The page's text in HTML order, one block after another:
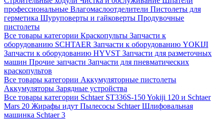
профессиональные Влагомаслоотделители Пистолеты для
герметика Шуруповерты и гайковерты Продувочные
пистолеты
Все товары категории Краскопульты Запчасти к
оборудованию SCHTAER Запчасти к оборудованию YOKIJI
Запчасти к оборудованию HYVST Запчасти для разметочных
машин Прочие запчасти Запчасти для пневматических
краскопультов
Все товары категории Аккумуляторные пистолеты
Аккумуляторы Зарядные устройства
Все товары категории Schtaer ST336S-150Yokiji 120 и Schtaer
Mars 20 Жирафы идут Пылесосы SchtaerШлифовальная
машинка Schtaer 3